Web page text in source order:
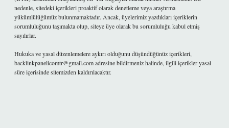
nedenle, sitedeki içerikleri proaktif olarak denetleme veya araştırma
yükümlülüğümüz bulunmamaktadır. Ancak, üyelerimiz yazdıkları içeriklerin
sorumluluğunu taşımakta olup, siteye üye olarak bu sorumluluğu kabul etmiş
sayılırlar.
Hukuka ve yasal düzenlemelere aykırı olduğunu düşündüğünüz içerikleri,
backlinkpanelicomtr@gmail.comadresine bildirmeniz halinde, ilgili içerikler yasal
süre içerisinde sitemizden kaldırılacaktır.